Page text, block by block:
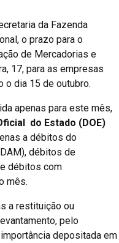
da Fazenda
o prazo para o
de Mercadorias e
17, para as empresas
o dia 15 de outubro.
apenas para este mês,
do Estado (DOE)
a débitos do
débitos de
débitos com
mês.
a restituição ou
pelo
depositada em